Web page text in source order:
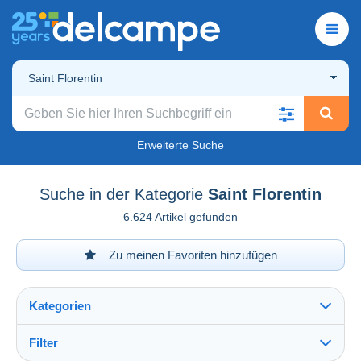
Saint Florentin
Erweiterte Suche
Suche in der Kategorie Saint Florentin
6.624 Artikel gefunden
Zu meinen Favoriten hinzufügen
Kategorien
Filter